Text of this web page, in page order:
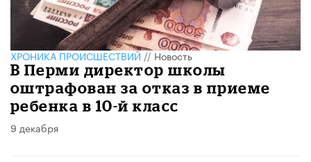
ХРОНИКА ПРОИСШЕСТВИЙ//Новость
В Перми директор школы
оштрафован за отказ в приеме
ребенка в 10-й класс
9 декабря